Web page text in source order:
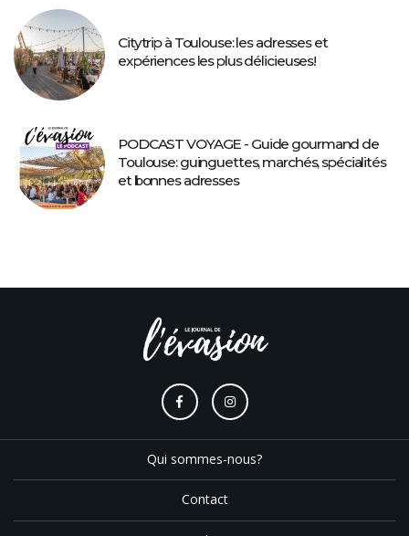
Citytrip à Toulouse: les adresses et
expériences les plus délicieuses!
PODCAST VOYAGE - Guide gourmand de
Toulouse: guinguettes, marchés, spécialités
et bonnes adresses
Qui sommes-nous?
Contact